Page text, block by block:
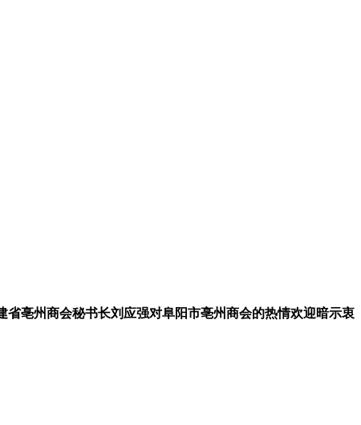
亳州商会秘书长刘应强对阜阳市亳州商会的热情欢迎暗示衷